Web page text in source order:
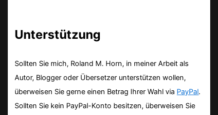
Unterstützung
Sollten Sie mich, Roland M. Horn, in meiner Arbeit als
Autor, Blogger oder Übersetzer unterstützen wollen,
überweisen Sie gerne einen Betrag Ihrer Wahl via PayPal.
Sollten Sie kein PayPal-Konto besitzen, überweisen Sie